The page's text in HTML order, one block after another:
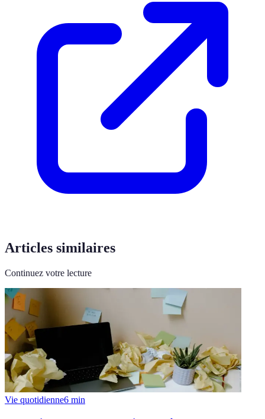
Articles similaires
Continuez votre lecture
Vie quotidienne6 min